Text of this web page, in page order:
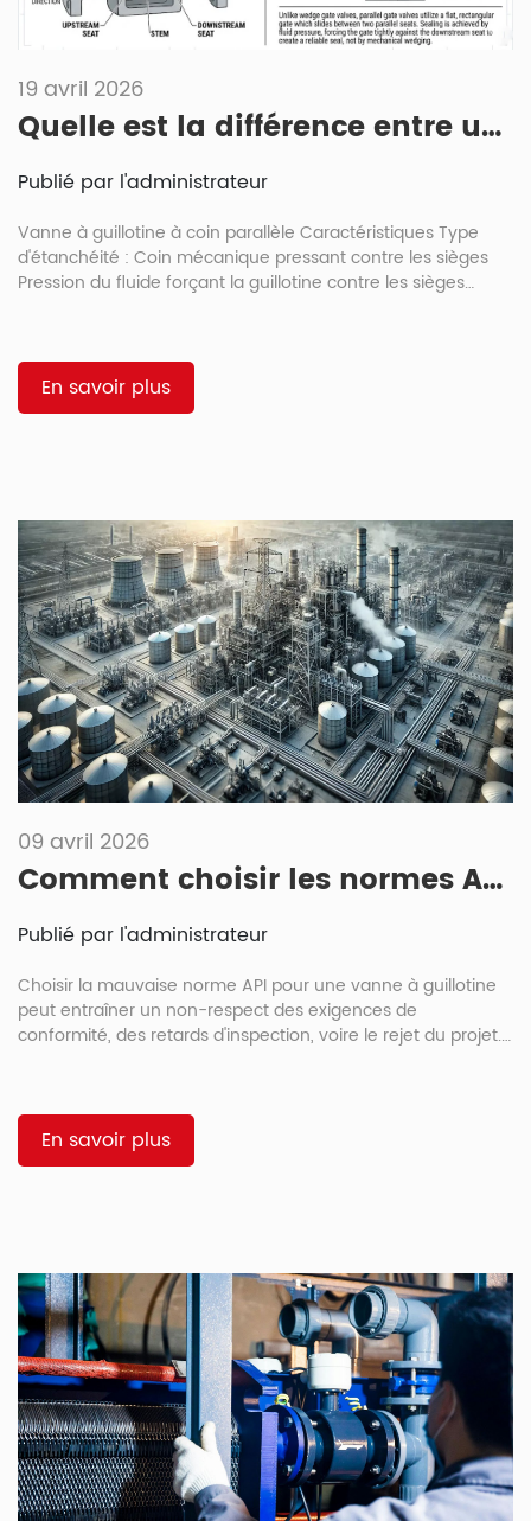
19 avril 2026
Quelle est la différence entre une vanne à coin et une vanne à guillotine parallèle ?
Publié par l'administrateur
Vanne à guillotine à coin parallèle Caractéristiques Type
d'étanchéité : Coin mécanique pressant contre les sièges
Pression du fluide forçant la guillotine contre les sièges
limitée à haute température) Pression nominale : Jusqu'à
5 000 PSI (haute pression) Jusqu'à 1 000 PSI (pression
basse à moyenne) Idéale pour : Systèmes haute pression,
En savoir plus
09 avril 2026
Comment choisir les normes API pour les vannes à guillotine : 7 spécifications clés expliquées
Publié par l'administrateur
Choisir la mauvaise norme API pour une vanne à guillotine
peut entraîner un non-respect des exigences de
conformité, des retards d'inspection, voire le rejet du projet.
dois-je utiliser pour mon projet ? Ce guide se concentre sur
7 normes API clés et vous explique comment […]
En savoir plus